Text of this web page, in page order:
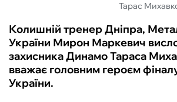
Тарас
Колишній тренер Дніпра,
України Мирон Маркевич
захисника Динамо Тараса
вважає головним героєм
України.